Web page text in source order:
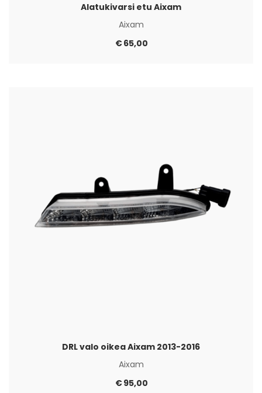
Alatukivarsi etu Aixam
Aixam
€65,00
DRL valo oikea Aixam 2013-2016
Aixam
€95,00